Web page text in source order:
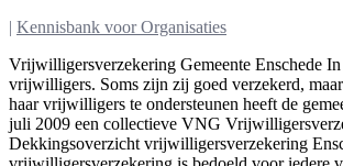
| Kennisbank voor Organisaties
Vrijwilligersverzekering Gemeente Enschede
vrijwilligers. Soms zijn zij goed verzekerd,
haar vrijwilligers te ondersteunen heeft de
juli 2009 een collectieve VNG
Dekkingsoverzicht vrijwilligersverzekering